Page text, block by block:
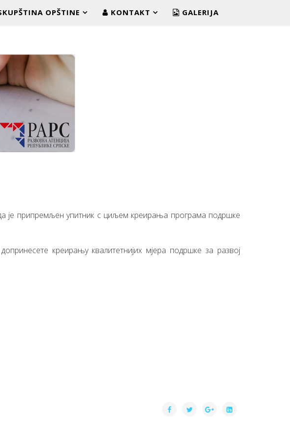
OPŠTINE KONTAKT GALERIJA
је припремљен упитник с циљем креирања програма подршке
креирању квалитетнијих мјера подршке за развој